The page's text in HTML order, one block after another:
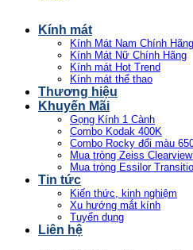
Kính mát
Kính Mát Nam Chính Hãng
Kính Mát Nữ Chính Hãng
Kính mát Hot Trend
Kính mát thể thao
Thương hiệu
Khuyến Mãi
Gọng Kính 1 Cành
Combo Kodak 400K
Combo Rocky đổi màu
Mua tròng Zeiss
Mua tròng Essilor
Tin tức
Kiến thức, kinh nghiệm
Xu hướng mắt kính
Tuyển dụng
Liên hệ